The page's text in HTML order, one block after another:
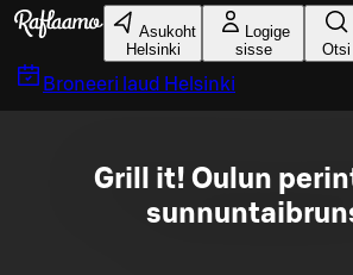
Liigu peamise sisu juurde
Asukoht
Helsinki
Logige
sisse
Otsi
Broneeri laud Helsinki
Grill it! Oulun